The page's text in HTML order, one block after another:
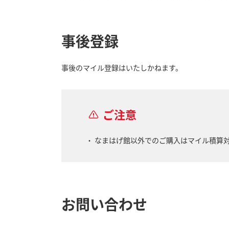
事後登録
事後のマイル登録はいたしかねます。
ご注意
なまはげ館以外でのご購入はマイル積算
お問い合わせ